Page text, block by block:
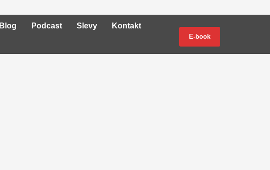
Blog Podcast Slevy Kontakt
E-book